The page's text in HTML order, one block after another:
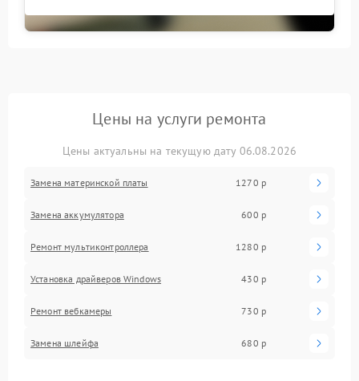
Цены на услуги ремонта
Цены актуальны на текущую дату 06.08.2026
Замена материнской платы 1270 р
Замена аккумулятора 600 р
Ремонт мультиконтроллера 1280 р
Установка драйверов Windows 430 р
Ремонт вебкамеры 730 р
Замена шлейфа 680 р